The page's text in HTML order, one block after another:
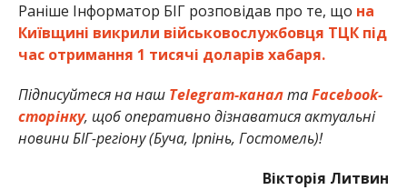
Раніше Інформатор БІГ розповідав про те, що на
Київщині викрили військовослужбовця ТЦК під
час отримання 1 тисячі доларів хабаря.
Підписуйтеся на наш Telegram-каналтаFacebook-
сторінку, щоб оперативно дізнаватися актуальні
новини БІГ-регіону (Буча, Ірпінь, Гостомель)!
Вікторія Литвин